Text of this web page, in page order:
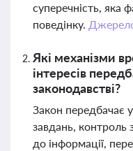
суперечність, яка
поведінку.
Які механізми
інтересів
законодавстві?
Закон передбачає
завдань, контроль
до інформації,